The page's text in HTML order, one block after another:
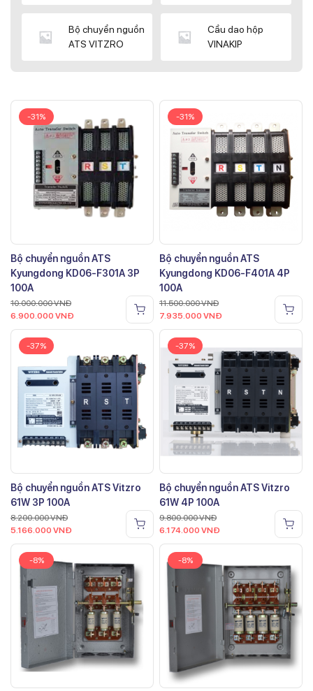
Bộ chuyển nguồn
ATS VITZRO
Cầu dao hộp
VINAKIP
-31%
Bộ chuyển nguồn ATS
Kyungdong KD06-F301A 3P
100A
10.000.000VNĐ
6.900.000 VNĐ
-31%
Bộ chuyển nguồn ATS
Kyungdong KD06-F401A 4P
100A
11.500.000VNĐ
7.935.000 VNĐ
-37%
Bộ chuyển nguồn ATS Vitzro
61W 3P 100A
8.200.000VNĐ
5.166.000 VNĐ
-37%
Bộ chuyển nguồn ATS Vitzro
61W 4P 100A
9.800.000VNĐ
6.174.000 VNĐ
-8% -8%